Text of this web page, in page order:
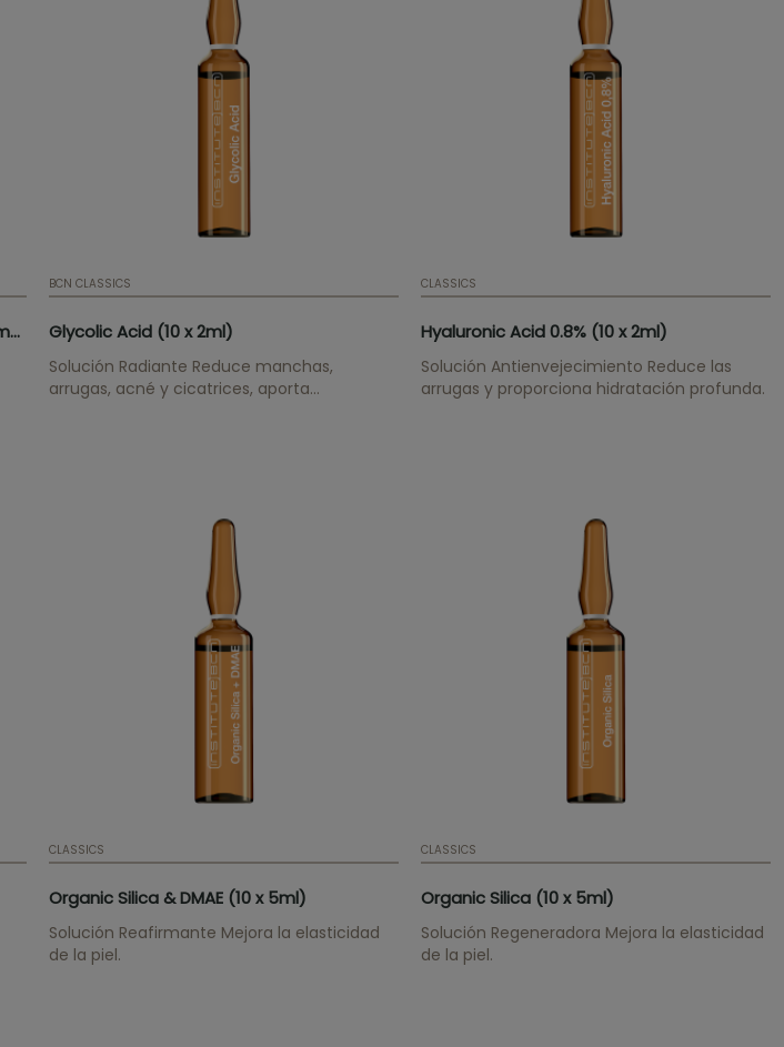
Glutathione + VitC Lyophilized (5 x 200mg)
BCN CLASSICS
Glycolic Acid (10 x 2ml)
Solución Radiante Reduce manchas,
arrugas, acné y cicatrices, aporta
CLASSICS
Hyaluronic Acid 0.8% (10 x 2ml)
Solución Antienvejecimiento Reduce las
arrugas y proporciona hidratación profunda.
CLASSICS
Organic Silica & DMAE (10 x 5ml)
Solución Reafirmante Mejora la elasticidad
de la piel.
CLASSICS
Organic Silica (10 x 5ml)
Solución Regeneradora Mejora la elasticidad
de la piel.